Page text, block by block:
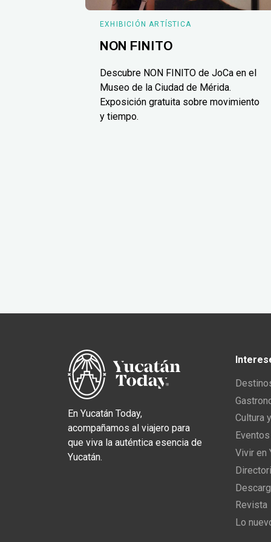
EXHIBICIÓN ARTÍSTICA
NON FINITO
Descubre NON FINITO de JoCa en el
Museo de la Ciudad de Mérida.
Exposición gratuita sobre movimiento
y tiempo.
En Yucatán Today,
acompañamos al viajero para
que viva la auténtica esencia de
Yucatán.
Cultura
Vivir en
Revista
Lo